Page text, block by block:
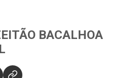
BACALHOA